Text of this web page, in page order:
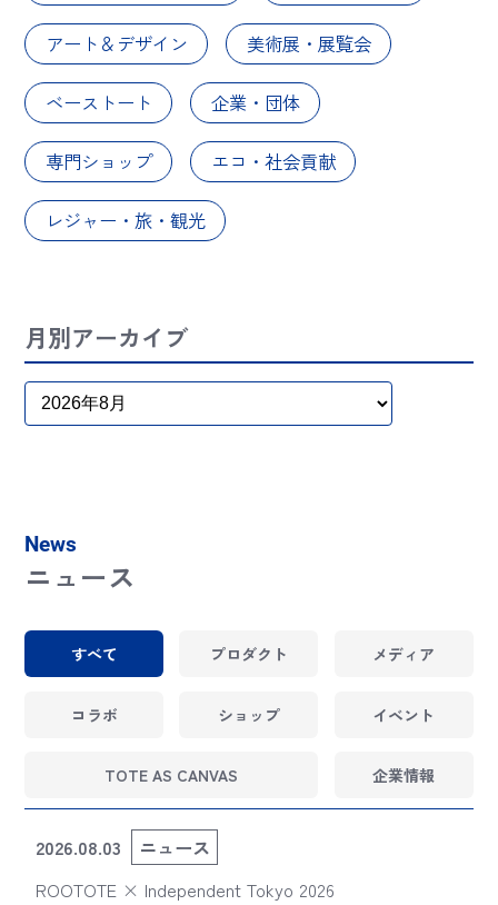
アート＆デザイン 美術展・展覧会
ベーストート 企業・団体
専門ショップ エコ・社会貢献
レジャー・旅・観光
月別アーカイブ
News
ニュース
すべて プロダクト メディア
コラボ ショップ イベント
TOTE AS CANVAS 企業情報
2026.08.03
ニュース
ROOTOTE × Independent Tokyo 2026